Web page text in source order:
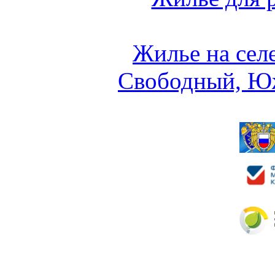
Жилье на
Свободный,